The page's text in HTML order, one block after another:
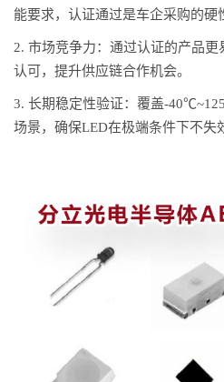
能要求，认证通过是车企采购的硬
2. 市场竞争力：通过认证的产品
认可，提升供应链合作机会。
3. 长期稳定性验证：覆盖-
场景，确保LED在极端条件下不失